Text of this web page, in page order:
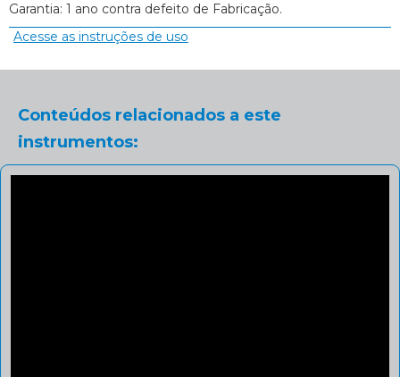
Garantia: 1 ano contra defeito de Fabricação.
Acesse as instruções de uso
Conteúdos relacionados a este
instrumentos: